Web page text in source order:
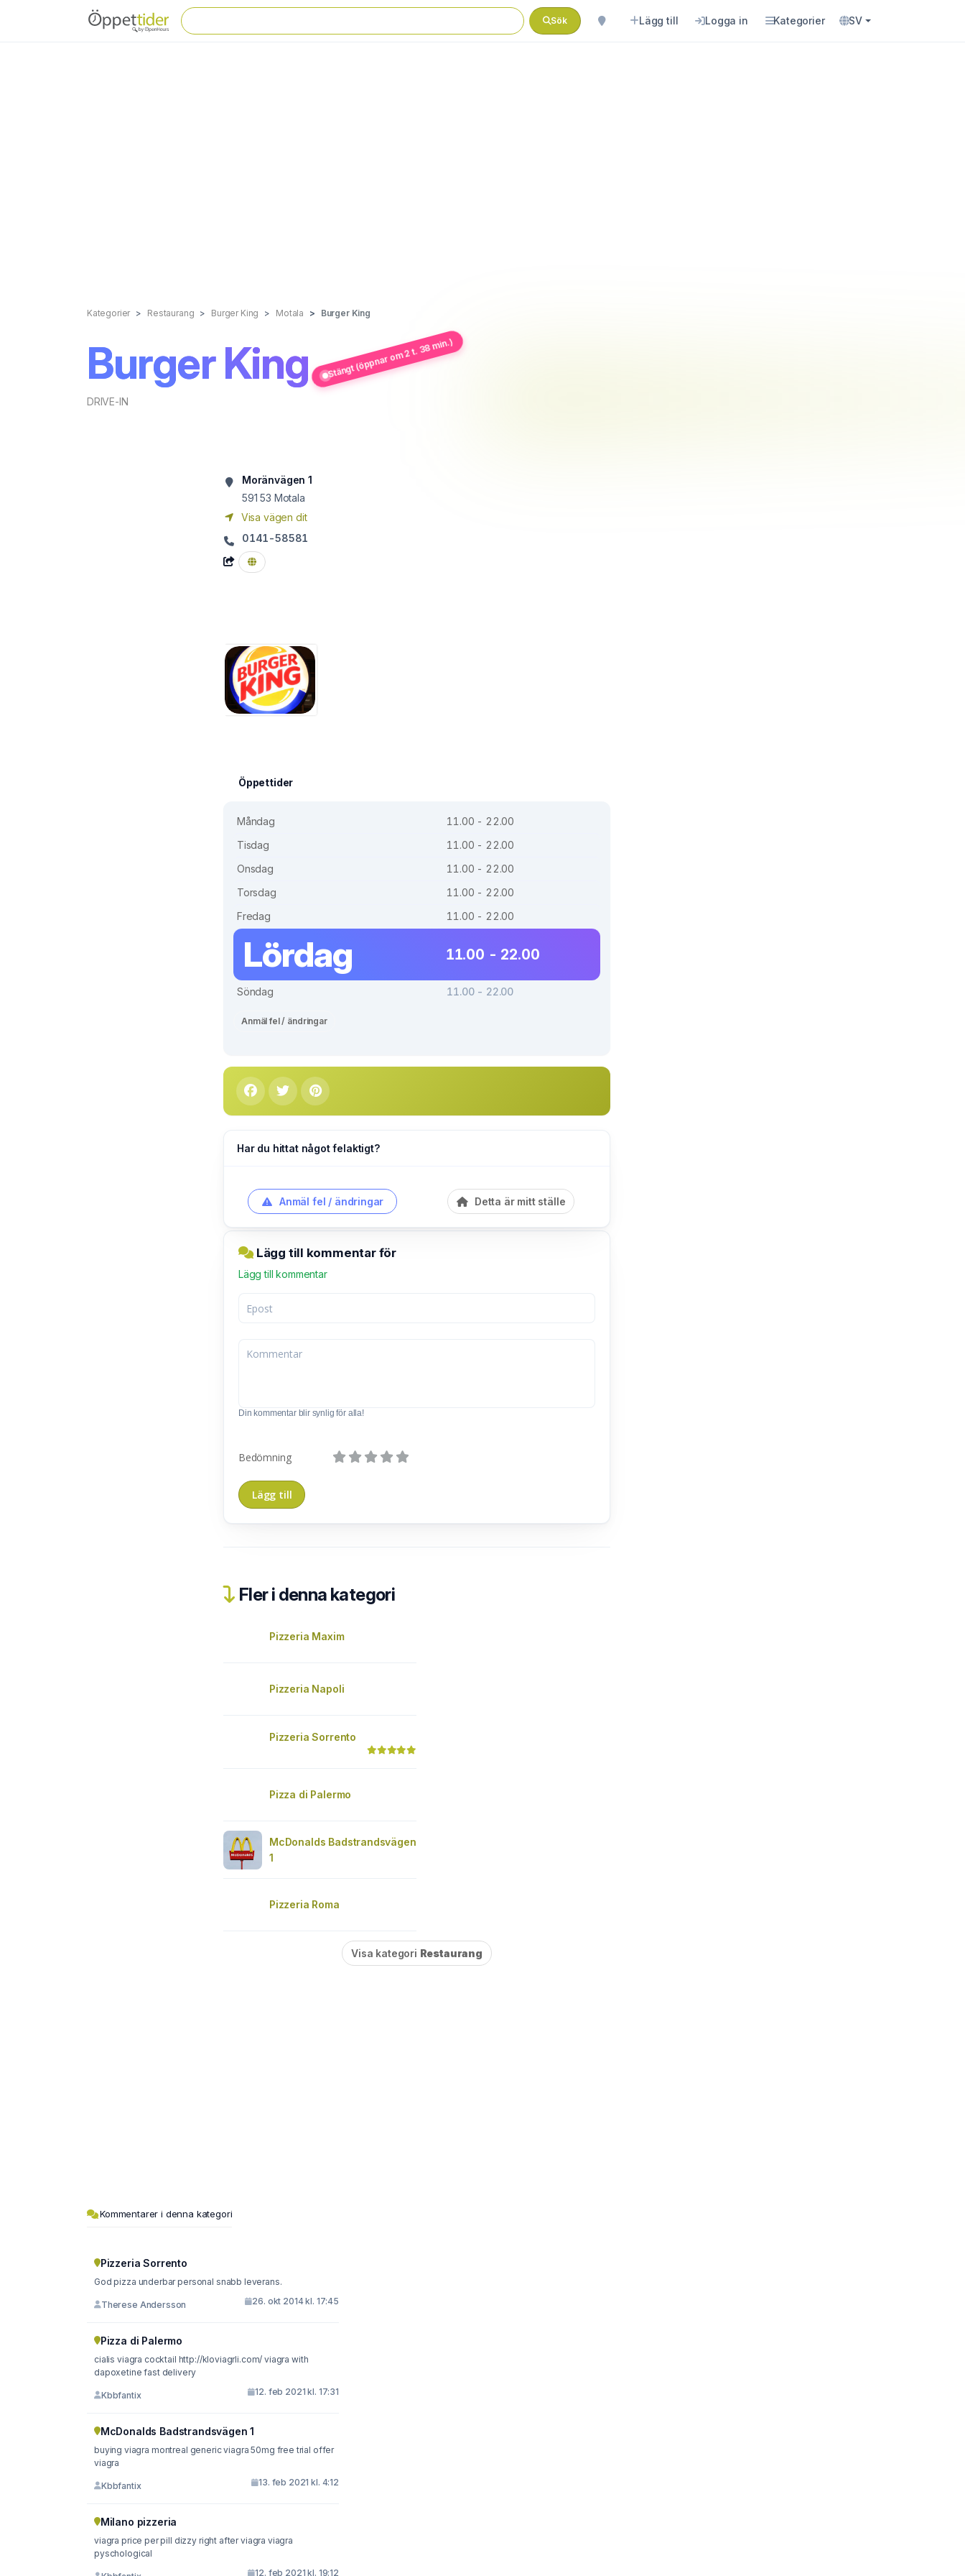
Sök Lägg till Logga in Kategorier SV
Kategorier Restaurang Burger King Motala Burger King
Burger King
DRIVE-IN
Stängt (öppnar om 2 t. 38 min.)
Moränvägen 1
591 53 Motala
Visa vägen dit
0141-58581
Öppettider
Måndag
11.00 - 22.00
Tisdag
11.00 - 22.00
Onsdag
11.00 - 22.00
Torsdag
11.00 - 22.00
Fredag
11.00 - 22.00
Lördag 11.00 - 22.00
Söndag 11.00 - 22.00
Anmäl fel / ändringar
Har du hittat något felaktigt?
Anmäl fel / ändringar Detta är mitt ställe
Lägg till kommentar för
Lägg till kommentar
Din kommentar blir synlig för alla!
Bedömning
Fler i denna kategori
Pizzeria Maxim
Pizzeria Napoli
Pizzeria Sorrento
Pizza di Palermo
McDonalds Badstrandsvägen
1
Pizzeria Roma
Visa kategori Restaurang
Kommentarer i denna kategori
Pizzeria Sorrento
God pizza underbar personal snabb leverans.
Therese Andersson 26. okt 2014 kl. 17:45
Pizza di Palermo
cialis viagra cocktail http://kloviagrli.com/ viagra with
dapoxetine fast delivery
Kbbfantix 12. feb 2021 kl. 17:31
McDonalds Badstrandsvägen 1
buying viagra montreal generic viagra 50mg free trial offer
viagra
Kbbfantix 13. feb 2021 kl. 4:12
Milano pizzeria
viagra price per pill dizzy right after viagra viagra
pyschological
12. feb 2021 kl. 19:12